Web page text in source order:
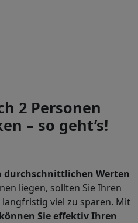
2 Personen
– so geht’s!
durchschnittlichen Werten
liegen, sollten Sie Ihren
viel zu sparen. Mit
Sie effektiv Ihren